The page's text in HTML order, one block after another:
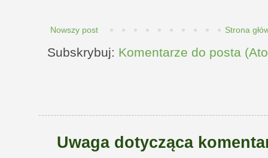
Nowszy post Strona
Subskrybuj: Komentarze do posta
Uwaga dotycząca